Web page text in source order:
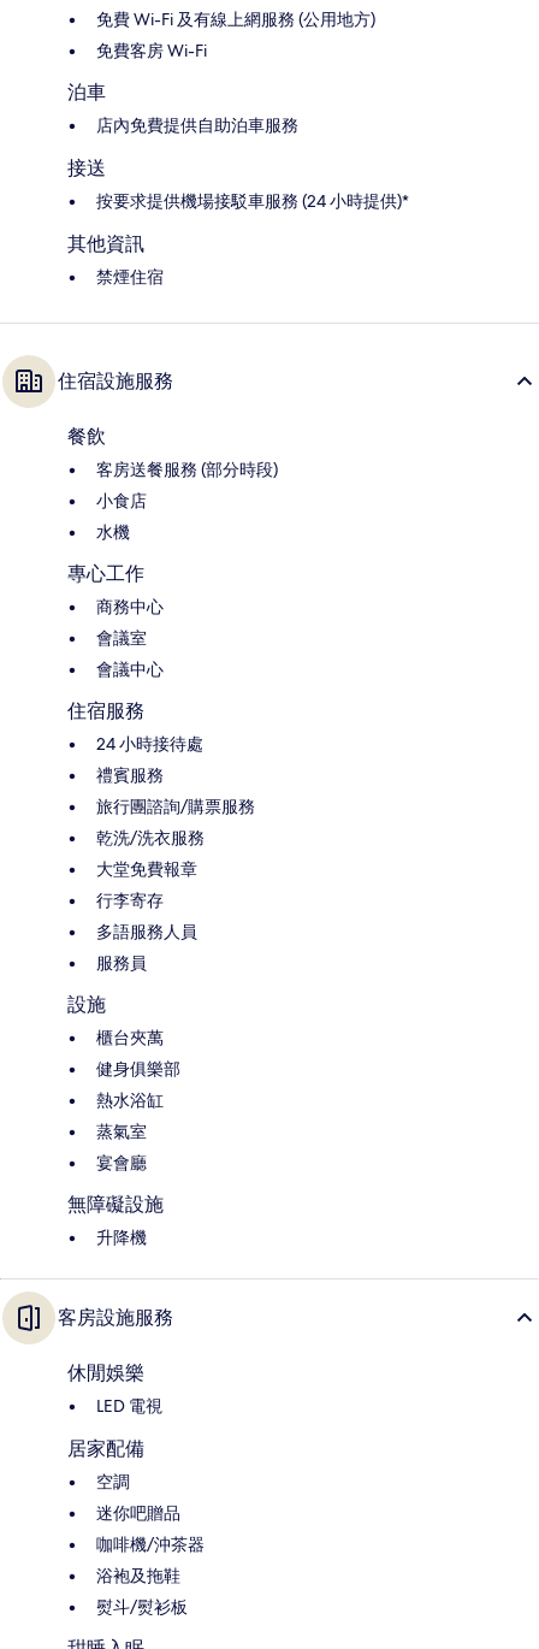
免費 Wi-Fi 及有線上網服務 (公用地方)
免費客房 Wi-Fi
泊車
店內免費提供自助泊車服務
接送
按要求提供機場接駁車服務 (24 小時提供)*
其他資訊
禁煙住宿
住宿設施服務
餐飲
客房送餐服務 (部分時段)
小食店
水機
專心工作
商務中心
會議室
會議中心
住宿服務
24 小時接待處
禮賓服務
旅行團諮詢/購票服務
乾洗/洗衣服務
大堂免費報章
行李寄存
多語服務人員
服務員
設施
櫃台夾萬
健身俱樂部
熱水浴缸
蒸氣室
宴會廳
無障礙設施
升降機
客房設施服務
休閒娛樂
LED 電視
居家配備
空調
迷你吧贈品
咖啡機/沖茶器
浴袍及拖鞋
熨斗/熨衫板